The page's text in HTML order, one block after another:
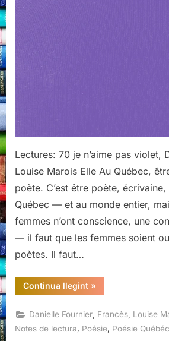
Lectures: 70 je n’aime pas violet,
Louise Marois Elle Au Québec,
poète. C’est être poète,
Québec — et au monde entier,
femmes n’ont conscience, une
— il faut que les femmes soient
poètes. Il faut…
Continua llegint“je
n’aime
violet,
Danielle
Fournier
et
»
Danielle Fournier Francès Louise
Notes de lectura, Poésie, Poésie